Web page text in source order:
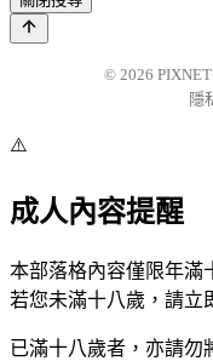
© 2026 PIXNET
隱
⚠️
成人內容提醒
本部落格內容僅限年滿
若您未滿十八歲，請立
已滿十八歲者，亦請勿